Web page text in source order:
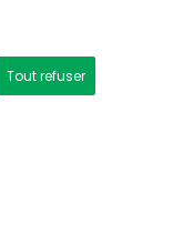
Tout refuser